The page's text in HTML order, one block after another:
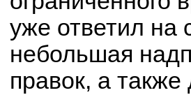
уже ответил на
небольшая
правок, а